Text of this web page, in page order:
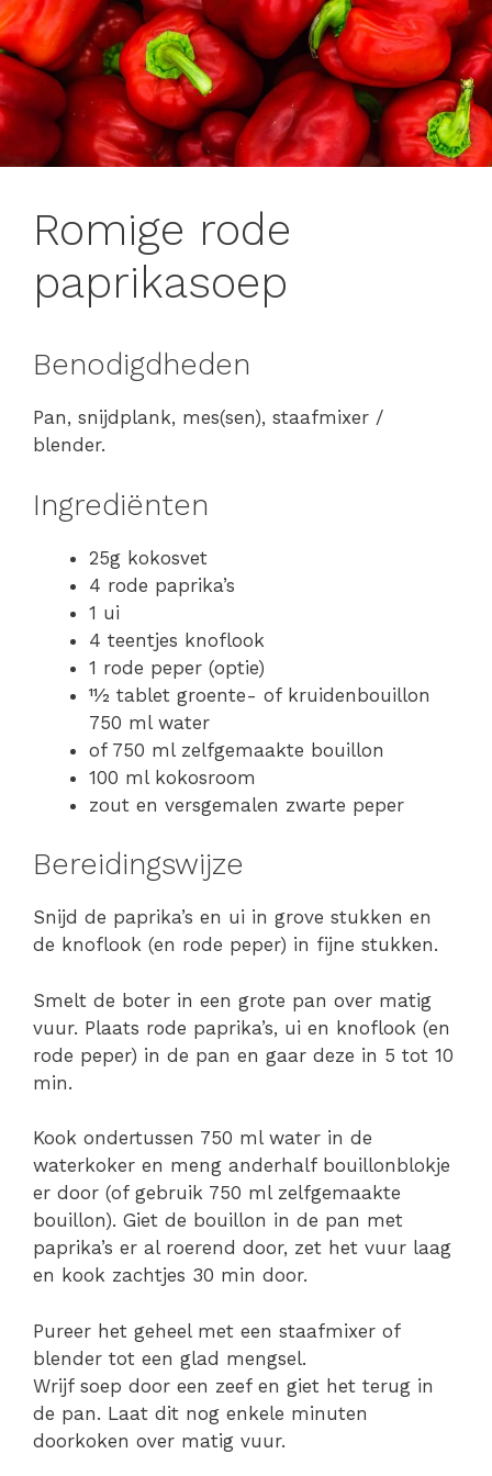
Romige rode
paprikasoep
Benodigdheden
Pan, snijdplank, mes(sen), staafmixer /
blender.
Ingrediënten
25g kokosvet
4 rode paprika’s
1 ui
4 teentjes knoflook
1 rode peper (optie)
11⁄2 tablet groente- of kruidenbouillon
750 ml water
of 750 ml zelfgemaakte bouillon
100 ml kokosroom
zout en versgemalen zwarte peper
Bereidingswijze
Snijd de paprika’s en ui in grove stukken en
de knoflook (en rode peper) in fijne stukken.
Smelt de boter in een grote pan over matig
vuur. Plaats rode paprika’s, ui en knoflook (en
rode peper) in de pan en gaar deze in 5 tot 10
min.
Kook ondertussen 750 ml water in de
waterkoker en meng anderhalf bouillonblokje
er door (of gebruik 750 ml zelfgemaakte
bouillon). Giet de bouillon in de pan met
paprika’s er al roerend door, zet het vuur laag
en kook zachtjes 30 min door.
Pureer het geheel met een staafmixer of
blender tot een glad mengsel.
Wrijf soep door een zeef en giet het terug in
de pan. Laat dit nog enkele minuten
doorkoken over matig vuur.